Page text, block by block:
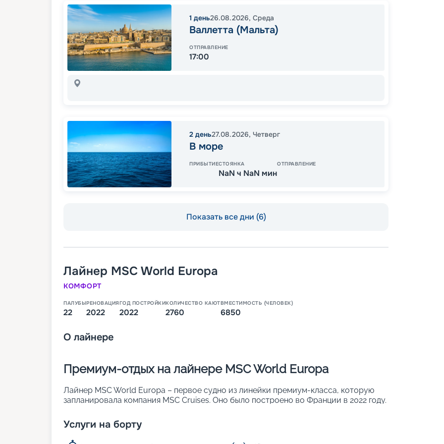
1 день26.08.2026, Среда
Валлетта (Мальта)
ОТПРАВЛЕНИЕ
17:00
2 день27.08.2026, Четверг
В море
ПРИБЫТИЕСТОЯНКА
NaN ч NaN мин
ОТПРАВЛЕНИЕ
Показать все дни (6)
Лайнер MSC World Europa
КОМФОРТ
ПАЛУБЫ
22
РЕНОВАЦИЯ
2022
ГОД ПОСТРОЙКИ
2022
КОЛИЧЕСТВО КАЮТ
2760
ВМЕСТИМОСТЬ (ЧЕЛОВЕК)
6850
О лайнере
Премиум-отдых на лайнере MSC World Europa
Лайнер MSC World Europa – первое судно из линейки премиум-класса, которую
запланировала компания MSC Cruises. Оно было построено во Франции в 2022 году.
направлены на обеспечение комфорта пассажиров и повышение показателей
экологичности. В 2 760 комфортабельных каютах может разместиться 6 850
человек. Другие особенности:
Услуги на борту